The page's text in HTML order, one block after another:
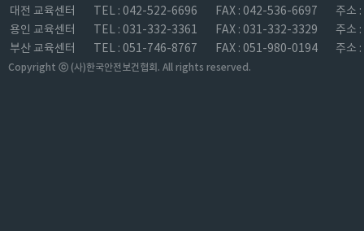
대전 교육센터
TEL : 042-522-6696 FAX : 042-536-6697
주소
용인 교육센터
TEL : 031-332-3361 FAX : 031-332-3329
주소
부산 교육센터
TEL : 051-746-8767 FAX : 051-980-0194 주소
Copyright ⓒ (사)한국안전보건협회. All rights reserved.